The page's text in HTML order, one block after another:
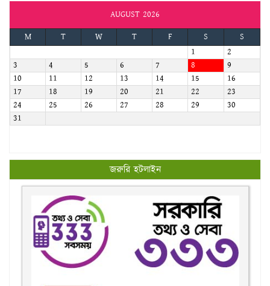
AUGUST 2026
M
T W T F S
S
1
2
3
4 5 6 7 8
9
10
11 12 13 14 15
16
17
18 19 20 21 22
23
24
25 26 27 28 29
30
31
জরুরি হটলাইন